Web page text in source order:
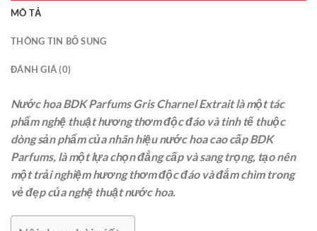
MÔ TẢ
THÔNG TIN BỔ SUNG
ĐÁNH GIÁ (0)
Nước hoa BDK Parfums Gris Charnel Extrait là một tác
phẩm nghệ thuật hương thơm độc đáo và tinh tế thuộc
dòng sản phẩm của nhãn hiệu nước hoa cao cấp BDK
Parfums, là một lựa chọn đẳng cấp và sang trọng, tạo nên
một trải nghiệm hương thơm độc đáo và đắm chìm trong
vẻ đẹp của nghệ thuật nước hoa.